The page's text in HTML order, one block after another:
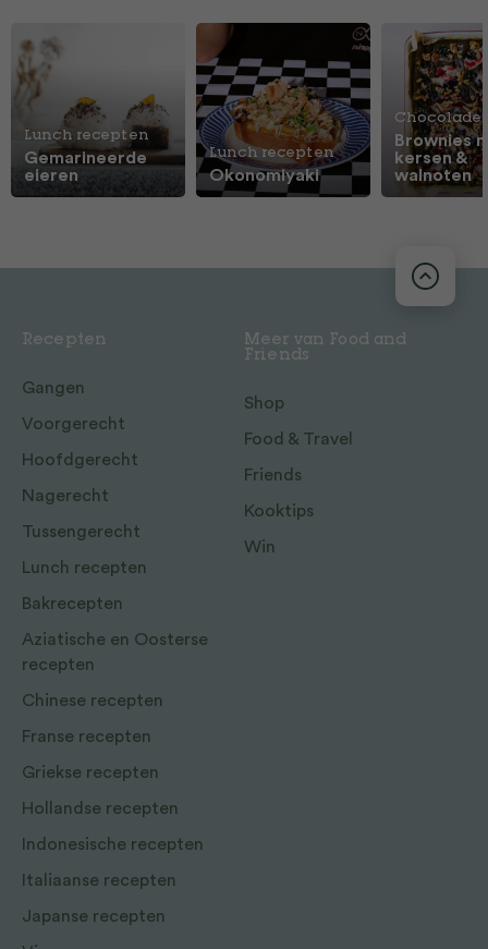
Lunch recepten
Gemarineerde
eieren
Lunch recepten
Okonomiyaki
Chocolade
Brownies
kersen &
walnoten
Recepten
Gangen
Voorgerecht
Hoofdgerecht
Nagerecht
Tussengerecht
Lunch recepten
Bakrecepten
Aziatische en Oosterse
recepten
Chinese recepten
Franse recepten
Griekse recepten
Hollandse recepten
Indonesische recepten
Italiaanse recepten
Japanse recepten
Meer van Food and
Friends
Shop
Food & Travel
Friends
Kooktips
Win